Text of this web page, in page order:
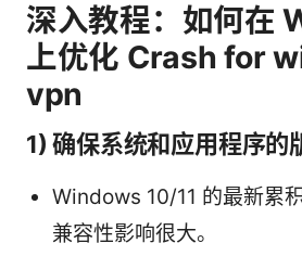
深入教程：如何在
上优化 Crash for
vpn
1) 确保系统和应用程序的
Windows 10/11 的最新累
兼容性影响很大。